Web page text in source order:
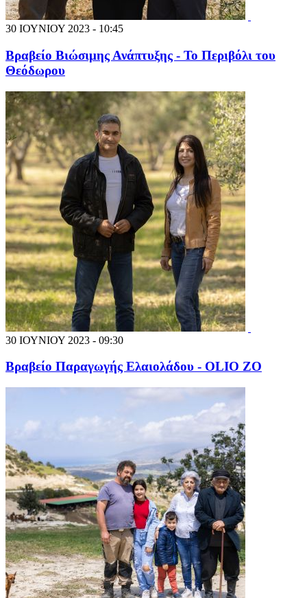
30 ΙΟΥΝΙΟΥ 2023 - 10:45
Βραβείο Βιώσιμης Ανάπτυξης - Το Περιβόλι του
Θεόδωρου
30 ΙΟΥΝΙΟΥ 2023 - 09:30
Βραβείο Παραγωγής Ελαιολάδου - OLIO ZO